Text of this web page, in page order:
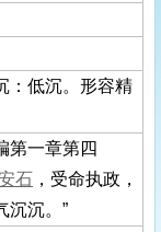
：低沉。形容精
第一章第四
石 ，受命执政，
沉沉。”